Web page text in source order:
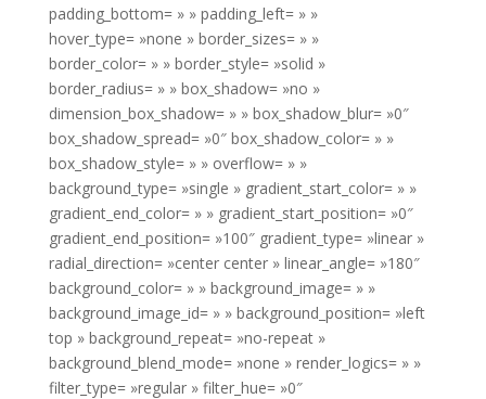
padding_bottom= » » padding_left= » »
hover_type= »none » border_sizes= » »
border_color= » » border_style= »solid »
border_radius= » » box_shadow= »no »
dimension_box_shadow= » » box_shadow_blur= »0″
box_shadow_spread= »0″ box_shadow_color= » »
box_shadow_style= » » overflow= » »
background_type= »single » gradient_start_color= » »
gradient_end_color= » » gradient_start_position= »0″
gradient_end_position= »100″ gradient_type= »linear »
radial_direction= »center center » linear_angle= »180″
background_color= » » background_image= » »
background_image_id= » » background_position= »left
top » background_repeat= »no-repeat »
background_blend_mode= »none » render_logics= » »
filter_type= »regular » filter_hue= »0″